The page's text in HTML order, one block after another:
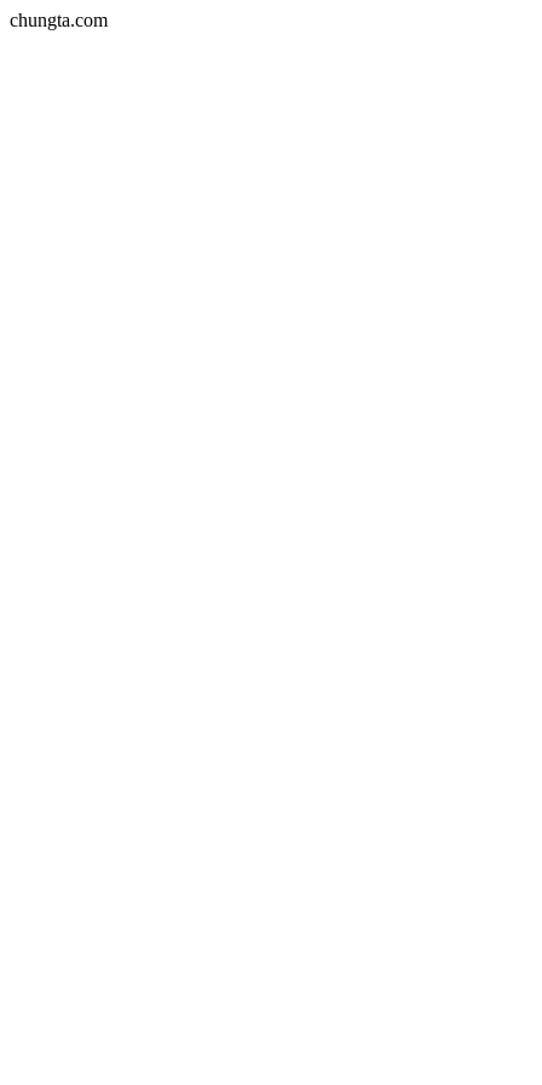
chungta.com